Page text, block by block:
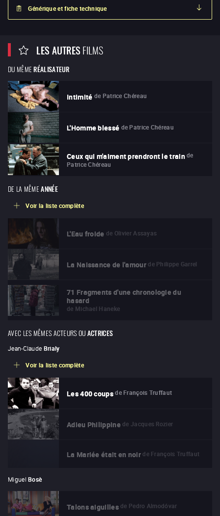
Générique et fiche technique
LES AUTRESFILMS
DU MÊME RÉALISATEUR
Intimité de Patrice Chéreau
L'Homme blessé de Patrice Chéreau
Ceux qui m'aiment prendront le train de
Patrice Chéreau
DE LA MÊME ANNÉE
Voir la liste complète
L'Eau froide de Olivier Assayas
La Naissance de l'amour de Philippe Garrel
71 Fragments d'une chronologie du
hasard
de Michael Haneke
AVEC LES MÊMES ACTEURS OUACTRICES
Jean-Claude Brialy
Voir la liste complète
Les 400 coups de François Truffaut
Adieu Philippine de Jacques Rozier
La Mariée était en noir de François Truffaut
Miguel Bosè
Talons aiguilles de Pedro Almodóvar